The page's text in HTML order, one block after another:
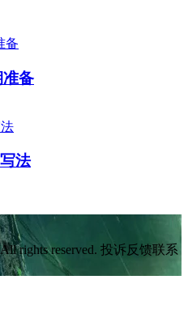
准备
法
rights reserved. 投诉反馈联系